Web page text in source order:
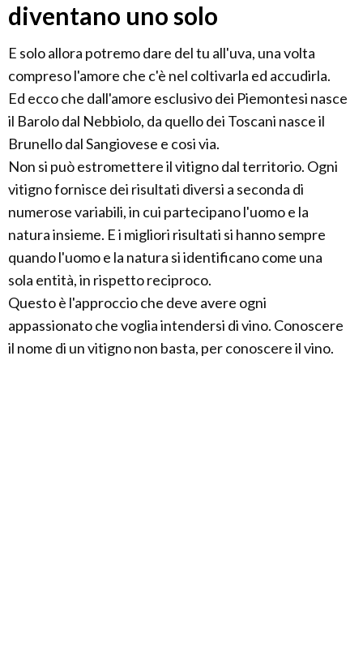
diventano uno solo
E solo allora potremo dare del tu all'uva, una volta
compreso l'amore che c'è nel coltivarla ed accudirla.
Ed ecco che dall'amore esclusivo dei Piemontesi nasce
il Barolo dal Nebbiolo, da quello dei Toscani nasce il
Brunello dal Sangiovese e cosi via.
Non si può estromettere il vitigno dal territorio. Ogni
vitigno fornisce dei risultati diversi a seconda di
numerose variabili, in cui partecipano l'uomo e la
natura insieme. E i migliori risultati si hanno sempre
quando l'uomo e la natura si identificano come una
sola entità, in rispetto reciproco.
Questo è l'approccio che deve avere ogni
appassionato che voglia intendersi di vino. Conoscere
il nome di un vitigno non basta, per conoscere il vino.